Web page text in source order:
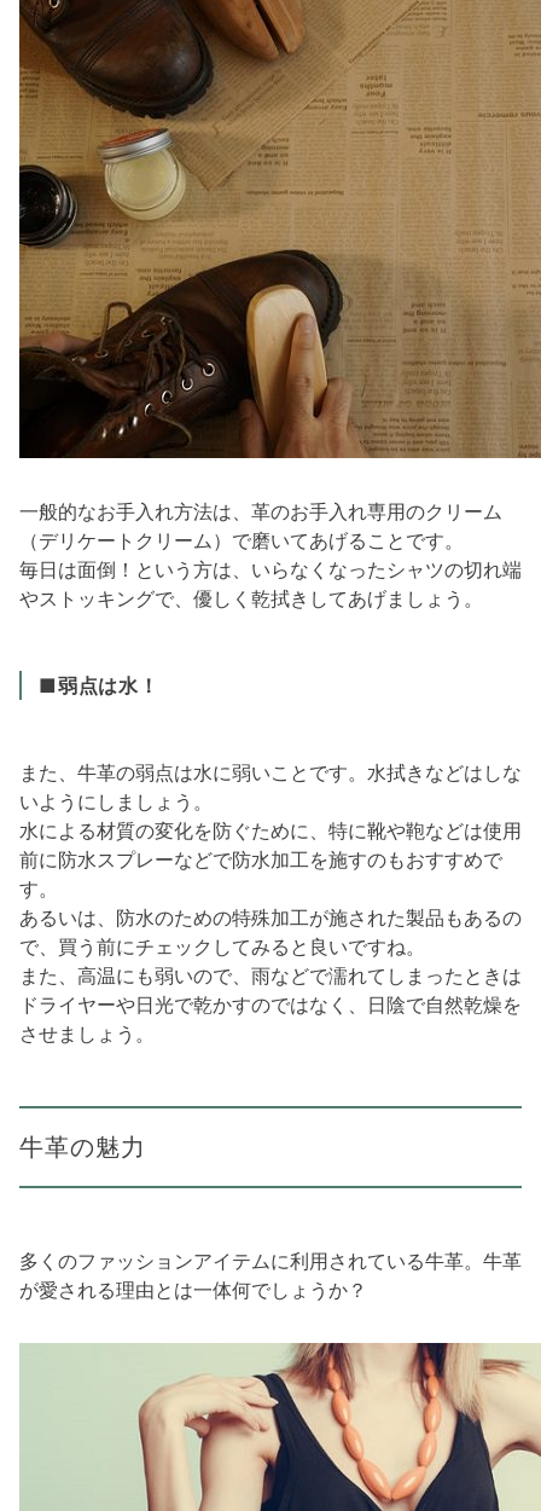
一般的なお手入れ方法は、革のお手入れ専用のクリーム
（デリケートクリーム）で磨いてあげることです。
毎日は面倒！という方は、いらなくなったシャツの切れ端
やストッキングで、優しく乾拭きしてあげましょう。
■弱点は水！
また、牛革の弱点は水に弱いことです。水拭きなどはしな
いようにしましょう。
水による材質の変化を防ぐために、特に靴や鞄などは使用
前に防水スプレーなどで防水加工を施すのもおすすめで
す。
あるいは、防水のための特殊加工が施された製品もあるの
で、買う前にチェックしてみると良いですね。
また、高温にも弱いので、雨などで濡れてしまったときは
ドライヤーや日光で乾かすのではなく、日陰で自然乾燥を
させましょう。
牛革の魅力
多くのファッションアイテムに利用されている牛革。牛革
が愛される理由とは一体何でしょうか？